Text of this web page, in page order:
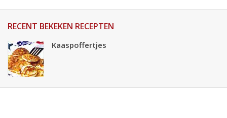
RECENT BEKEKEN RECEPTEN
Kaaspoffertjes